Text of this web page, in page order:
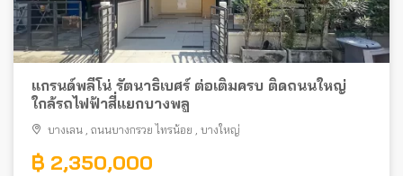
แกรนด์พลีโน่ รัตนาธิเบศร์ ต่อเติมครบ ติดถนนใหญ่
ใกล้รถไฟฟ้าสี่แยกบางพลู
บางเลน ถนนบางกรวย ไทรน้อย บางใหญ่
฿ 2,350,000